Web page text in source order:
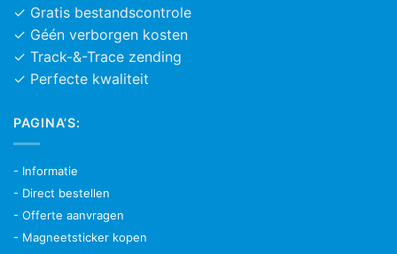
productpagina
✓ Gratis bestandscontrole
✓ Géén verborgen kosten
✓ Track-&-Trace zending
✓ Perfecte kwaliteit
PAGINA’S:
- Informatie
- Direct bestellen
- Offerte aanvragen
- Magneetsticker kopen